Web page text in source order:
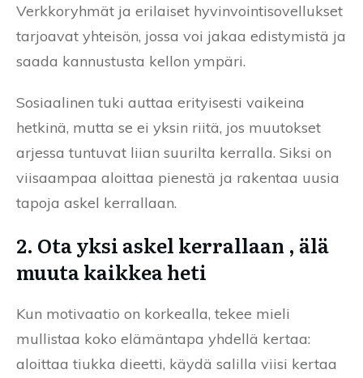
Verkkoryhmät ja erilaiset hyvinvointisovellukset
tarjoavat yhteisön, jossa voi jakaa edistymistä ja
saada kannustusta kellon ympäri.
Sosiaalinen tuki auttaa erityisesti vaikeina
hetkinä, mutta se ei yksin riitä, jos muutokset
arjessa tuntuvat liian suurilta kerralla. Siksi on
viisaampaa aloittaa pienestä ja rakentaa uusia
tapoja askel kerrallaan.
2. Ota yksi askel kerrallaan , älä
muuta kaikkea heti
Kun motivaatio on korkealla, tekee mieli
mullistaa koko elämäntapa yhdellä kertaa:
aloittaa tiukka dieetti, käydä salilla viisi kertaa